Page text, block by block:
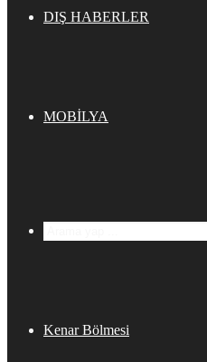
DIŞ HABERLER
MOBİLYA
Kenar Bölmesi